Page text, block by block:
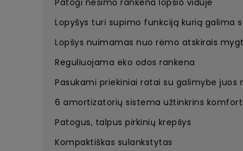
Patogi nešimo rankena lopšio viduje
Lopyšys turi supimo funkciją kurią galima
Lopšys nuimamas nuo rėmo atskirais
Reguliuojama eko odos rankena
Pasukami priekiniai ratai su galimybe
6 amortizatorių sistema užtinkrins
Patogus, talpus pirkinių krepšys
Kompaktiškas sulankstytas